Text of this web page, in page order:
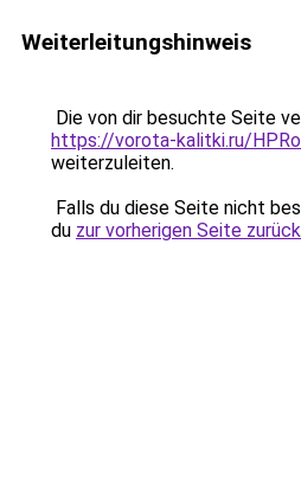
Weiterleitungshinweis
Die von dir besuchte Seite
https://vorota-kalitki.ru/
weiterzuleiten.
Falls du diese Seite nicht
du zur vorherigen Seite